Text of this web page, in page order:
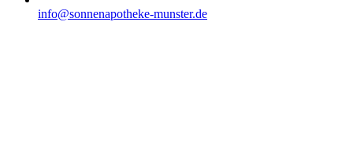
info@sonnenapotheke-munster.de